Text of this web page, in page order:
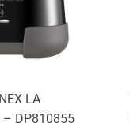
LA
– DP810855